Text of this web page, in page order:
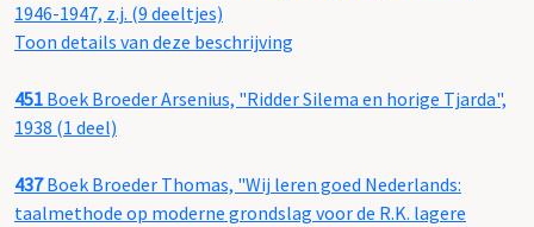
1946-1947, z.j. (9 deeltjes)
Toon details van deze beschrijving
451 Boek Broeder Arsenius, "Ridder Silema en horige Tjarda",
1938 (1 deel)
437Boek Broeder Thomas, "Wij leren goed Nederlands:
taalmethode op moderne grondslag voor de R.K. lagere